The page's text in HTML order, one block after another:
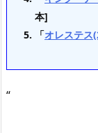
本]
「オレステス
“